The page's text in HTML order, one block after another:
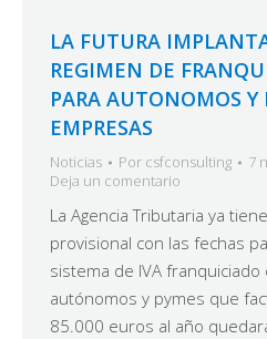
LA FUTURA
REGIMEN DE
PARA AUTONOMOS Y
EMPRESAS
Noticias Por csfconsulting
7
Deja un comentario
La Agencia Tributaria ya
provisional con las fechas
sistema de IVA
autónomos y pymes que
85.000 euros al año